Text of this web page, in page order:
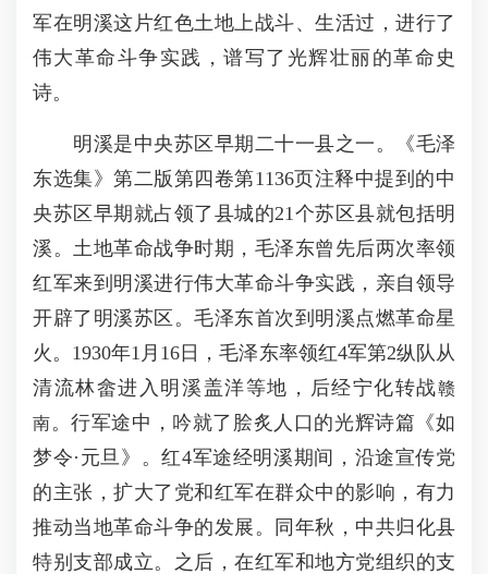
军在明溪这片红色土地上战斗、生活过，进行了
伟大革命斗争实践，谱写了光辉壮丽的革命史
诗。
明溪是中央苏区早期二十一县之一。《毛泽
东选集》第二版第四卷第1136页注释中提到的中
央苏区早期就占领了县城的21个苏区县就包括明
溪。土地革命战争时期，毛泽东曾先后两次率领
红军来到明溪进行伟大革命斗争实践，亲自领导
开辟了明溪苏区。毛泽东首次到明溪点燃革命星
火。1930年1月16日，毛泽东率领红4军第2纵队从
清流林畲进入明溪盖洋等地，后经宁化转战赣
南。行军途中，吟就了脍炙人口的光辉诗篇《如
梦令·元旦》。红4军途经明溪期间，沿途宣传党
的主张，扩大了党和红军在群众中的影响，有力
推动当地革命斗争的发展。同年秋，中共归化县
特别支部成立。之后，在红军和地方党组织的支